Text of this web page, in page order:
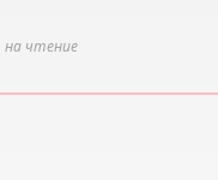
чтение